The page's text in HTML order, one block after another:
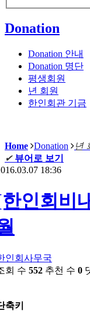
Donation
Donation 안내
Donation 명단
평생회원
년 회원
한인회관 기금
Home Donation
년
✔ 뷰어로 보기
18:36
인회비
인회사무국
회 수 552 추천 수 0
축키